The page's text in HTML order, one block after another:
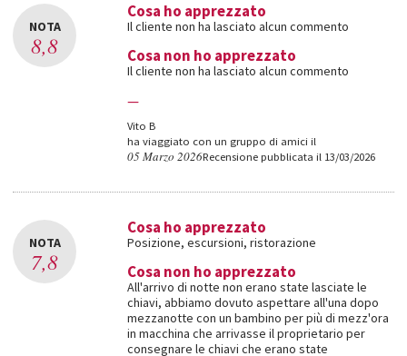
NOTA
8,8
Cosa ho apprezzato
Il cliente non ha lasciato alcun commento
Cosa non ho apprezzato
Il cliente non ha lasciato alcun commento
—
Vito B
ha viaggiato con un gruppo di amici il
05 Marzo 2026Recensione pubblicata il 13/03/2026
NOTA
7,8
Cosa ho apprezzato
Posizione, escursioni, ristorazione
Cosa non ho apprezzato
All'arrivo di notte non erano state lasciate le
chiavi, abbiamo dovuto aspettare all'una dopo
mezzanotte con un bambino per più di mezz'ora
in macchina che arrivasse il proprietario per
consegnare le chiavi che erano state